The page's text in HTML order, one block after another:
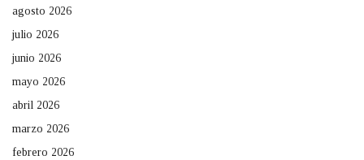
agosto 2026
julio 2026
junio 2026
mayo 2026
abril 2026
marzo 2026
febrero 2026